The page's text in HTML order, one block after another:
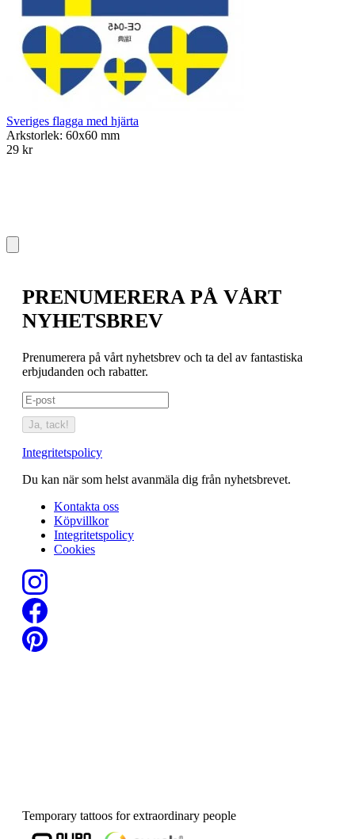
Sveriges flagga med hjärta
Arkstorlek: 60x60 mm
29 kr
PRENUMERERA PÅ VÅRT
NYHETSBREV
Prenumerera på vårt nyhetsbrev och ta del av fantastiska
erbjudanden och rabatter.
Ja, tack!
Integritetspolicy
Du kan när som helst avanmäla dig från nyhetsbrevet.
Kontakta oss
Köpvillkor
Integritetspolicy
Cookies
Temporary tattoos for extraordinary people